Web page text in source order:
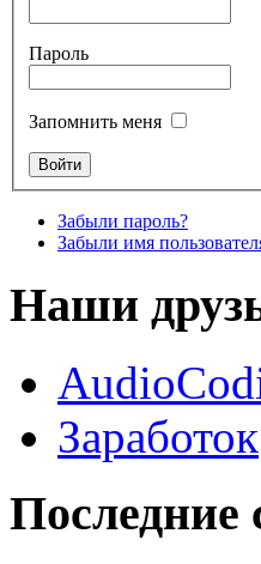
Пароль
Запомнить меня
Забыли пароль?
Забыли имя
Наши
Заработок
Последние